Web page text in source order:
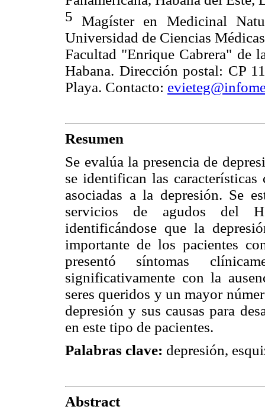
5Magíster en Medicinal
Universidad de Ciencias
Facultad "Enrique Cabrera" de
Habana. Dirección postal: CP
Playa. Contacto:
Resumen
Se evalúa la presencia de
se identifican las
asociadas a la depresión. Se
servicios de agudos del
identificándose que la
importante de los pacientes
presentó síntomas
significativamente con la
seres queridos y un mayor
depresión y sus causas para
en este tipo de pacientes.
Palabras clave: depresión,
Abstract